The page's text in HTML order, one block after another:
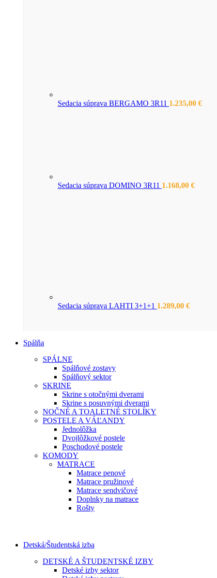
Sedacia súprava BERGAMO 3R11 1.235,00 €
Sedacia súprava DOMINO 3R11 1.168,00 €
Sedacia súprava LAHTI 3+1+1 1.289,00 €
Spálňa
SPÁLNE
Spálňové zostavy
Spálňový sektor
SKRINE
Skrine s otočnými dverami
Skrine s posuvnými dverami
NOČNÉ A TOALETNÉ STOLÍKY
POSTELE A VÁĽANDY
Jednolôžka
Dvojlôžkové postele
Poschodové postele
KOMODY
MATRACE
Matrace penové
Matrace pružinové
Matrace sendvičové
Doplnky na matrace
Rošty
Detská/Študentská izba
DETSKÉ A ŠTUDENTSKÉ IZBY
Detské izby sektor